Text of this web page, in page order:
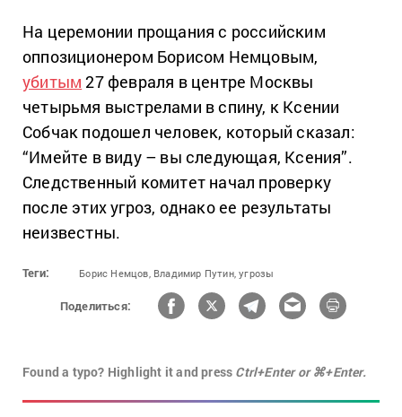
На церемонии прощания с российским
оппозиционером Борисом Немцовым,
убитым 27 февраля в центре Москвы
четырьмя выстрелами в спину, к Ксении
Собчак подошел человек, который сказал:
“Имейте в виду – вы следующая, Ксения”.
Следственный комитет начал проверку
после этих угроз, однако ее результаты
неизвестны.
Теги: Борис Немцов, Владимир Путин, угрозы
Поделиться:
Found a typo? Highlight it and press Ctrl+Enter or ⌘+Enter.